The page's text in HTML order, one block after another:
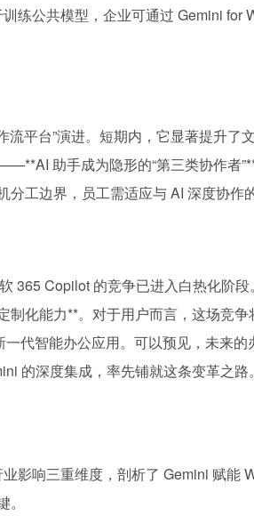
公共模型，企业可通过 Gemini for
流平台”演进。短期内，它显著提升了
助手成为隐形的“第三类协作者
工边界，员工需适应与 AI 深度协作
365 Copilot 的竞争已进入白热化阶
化能力**。对于用户而言，这场竞争
代智能办公应用。可以预见，未来的
的深度集成，率先铺就这条变革之路。
影响三重维度，剖析了 Gemini 赋能